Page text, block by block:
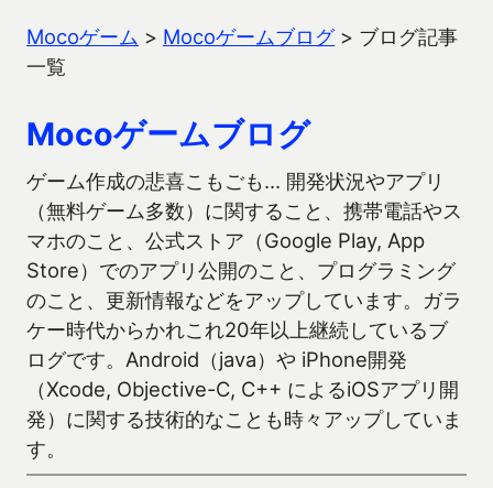
Mocoゲーム > Mocoゲームブログ> ブログ記事
一覧
Mocoゲームブログ
ゲーム作成の悲喜こもごも… 開発状況やアプリ
（無料ゲーム多数）に関すること、携帯電話やス
マホのこと、公式ストア（Google Play, App
Store）でのアプリ公開のこと、プログラミング
のこと、更新情報などをアップしています。ガラ
ケー時代からかれこれ20年以上継続しているブ
ログです。Android（java）や iPhone開発
（Xcode, Objective-C, C++ によるiOSアプリ開
発）に関する技術的なことも時々アップしていま
す。